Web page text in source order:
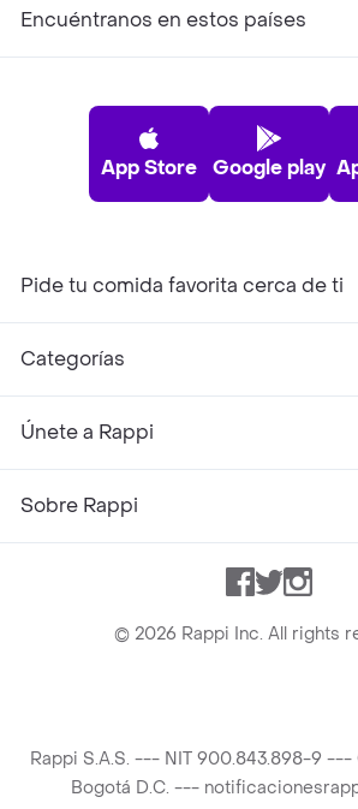
Encuéntranos en estos países
App Store Google play
Pide tu comida favorita cerca de ti
Categorías
Únete a Rappi
Sobre Rappi
Facebook
Twitter
© 2026 Rappi Inc. All rights
Rappi S.A.S. --- NIT 900.843.898-9
Bogotá D.C. ---